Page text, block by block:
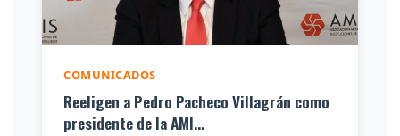
COMUNICADOS
Reeligen a Pedro Pacheco Villagrán como
presidente de la AMI...